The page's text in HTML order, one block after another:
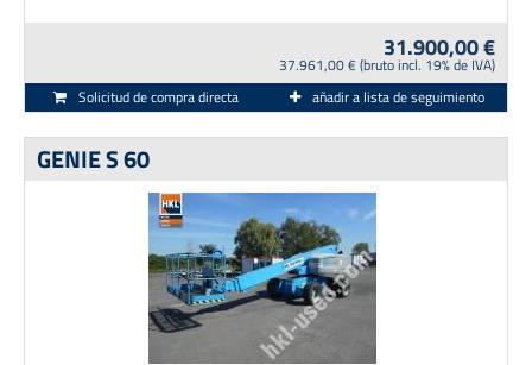
31.900,00 €
37.961,00 € (bruto incl. 19% de IVA)
Solicitud de compra directa
añadir a lista de seguimiento
GENIE S 60